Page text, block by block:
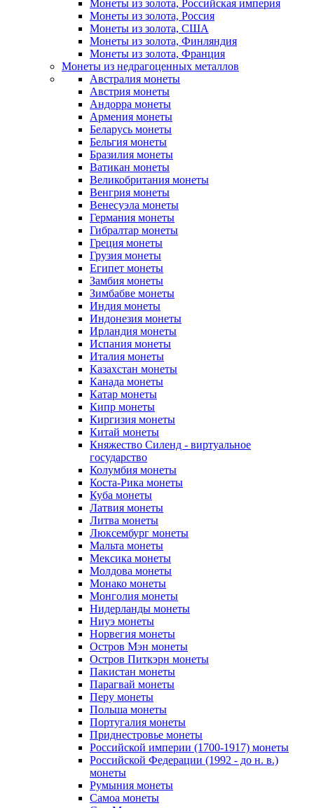
Монеты из золота, Российская империя
Монеты из золота, Россия
Монеты из золота, США
Монеты из золота, Финляндия
Монеты из золота, Франция
Монеты из недрагоценных металлов
Австралия монеты
Австрия монеты
Андорра монеты
Армения монеты
Беларусь монеты
Бельгия монеты
Бразилия монеты
Ватикан монеты
Великобритания монеты
Венгрия монеты
Венесуэла монеты
Германия монеты
Гибралтар монеты
Греция монеты
Грузия монеты
Египет монеты
Замбия монеты
Зимбабве монеты
Индия монеты
Индонезия монеты
Ирландия монеты
Испания монеты
Италия монеты
Казахстан монеты
Канада монеты
Катар монеты
Кипр монеты
Киргизия монеты
Китай монеты
Княжество Силенд - виртуальное
государство
Колумбия монеты
Коста-Рика монеты
Куба монеты
Латвия монеты
Литва монеты
Люксембург монеты
Мальта монеты
Мексика монеты
Молдова монеты
Монако монеты
Монголия монеты
Нидерланды монеты
Ниуэ монеты
Норвегия монеты
Остров Мэн монеты
Остров Питкэрн монеты
Пакистан монеты
Парагвай монеты
Перу монеты
Польша монеты
Португалия монеты
Приднестровье монеты
Российской империи (1700-1917) монеты
Российской Федерации (1992 - до н. в.)
монеты
Румыния монеты
Самоа монеты